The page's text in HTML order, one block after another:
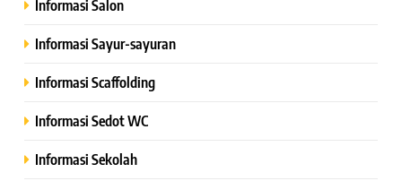
Informasi Salon
Informasi Sayur-sayuran
Informasi Scaffolding
Informasi Sedot WC
Informasi Sekolah